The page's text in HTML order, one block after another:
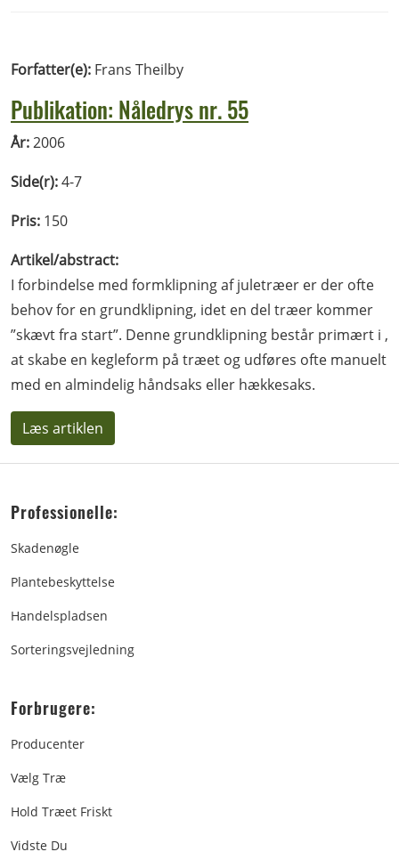
Forfatter(e): Frans Theilby
Publikation: Nåledrys nr. 55
År:2006
Side(r):4-7
Pris: 150
Artikel/abstract:
I forbindelse med formklipning af juletræer er der ofte
behov for en grundklipning, idet en del træer kommer
”skævt fra start”. Denne grundklipning består primært i ,
at skabe en kegleform på træet og udføres ofte manuelt
med en almindelig håndsaks eller hækkesaks.
Læs artiklen
Professionelle:
Skadenøgle
Plantebeskyttelse
Handelspladsen
Sorteringsvejledning
Forbrugere:
Producenter
Vælg Træ
Hold Træet Friskt
Vidste Du